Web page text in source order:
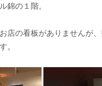
錦の１階。
店の看板がありませんが
。